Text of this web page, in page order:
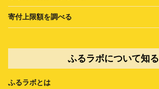
寄付上限額を調べる
ふるラボについて知る
ふるラボとは